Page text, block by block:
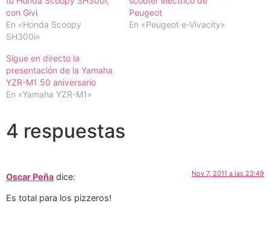
con Givi
En «Honda Scoopy
SH300i»
Peugeot
En «Peugeot e-Vivacity»
Sigue en directo la
presentación de la Yamaha
YZR-M1 50 aniversario
En «Yamaha YZR-M1»
4 respuestas
Oscar Peña dice: Nov 7, 2011 a las 23:49
Es total para los pizzeros!